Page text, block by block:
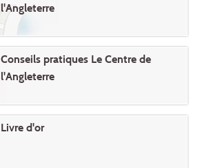
l'Angleterre
Conseils pratiques Le Centre de
l'Angleterre
Livre d'or